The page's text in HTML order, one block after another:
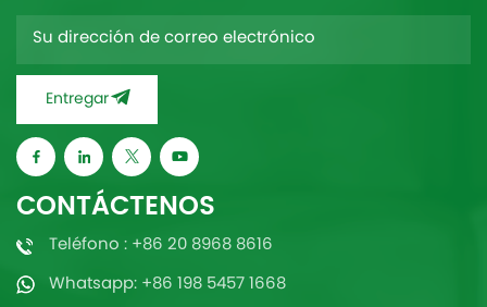
Entregar
CONTÁCTENOS
Teléfono : +86 20 8968 8616
Whatsapp: +86 198 5457 1668